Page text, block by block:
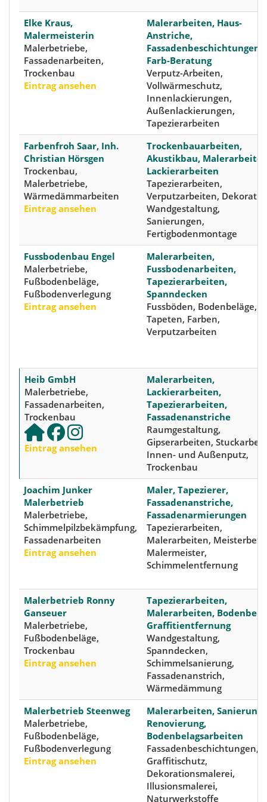
Elke Kraus,
Malermeisterin
Malerbetriebe,
Fassadenarbeiten,
Trockenbau
Eintrag ansehen
Malerarbeiten, Haus-
Anstriche,
Fassadenbeschichtungen,
Farb-Beratung
Verputz-Arbeiten,
Vollwärmeschutz,
Innenlackierungen,
Außenlackierungen,
Tapezierarbeiten
Farbenfroh Saar, Inh.
Christian Hörsgen
Trockenbau,
Malerbetriebe,
Wärmedämmarbeiten
Eintrag ansehen
Trockenbauarbeiten,
Akustikbau,
Lackierarbeiten
Tapezierarbeiten,
Verputzarbeiten,
Wandgestaltung,
Sanierungen,
Fertigbodenmontage
Fussbodenbau Engel
Malerbetriebe,
Fußbodenbeläge,
Fußbodenverlegung
Eintrag ansehen
Malerarbeiten,
Fussbodenarbeiten,
Tapezierarbeiten,
Spanndecken
Fussböden, Bodenbeläge,
Tapeten, Farben,
Verputzarbeiten
Heib GmbH
Malerbetriebe,
Fassadenarbeiten,
Trockenbau
Eintrag ansehen
Malerarbeiten,
Lackierarbeiten,
Tapezierarbeiten,
Fassadenanstriche
Raumgestaltung,
Gipserarbeiten,
Innen- und Außenputz,
Trockenbau
Joachim Junker
Malerbetrieb
Malerbetriebe,
Schimmelpilzbekämpfung,
Fassadenarbeiten
Eintrag ansehen
Maler, Tapezierer,
Fassadenanstriche,
Fassadenarmierungen
Tapezierarbeiten,
Malerarbeiten,
Malermeister,
Schimmelentfernung
Malerbetrieb Ronny
Ganseuer
Malerbetriebe,
Fußbodenbeläge,
Trockenbau
Eintrag ansehen
Tapezierarbeiten,
Malerarbeiten,
Graffitientfernung
Wandgestaltung,
Spanndecken,
Schimmelsanierung,
Fassadenanstrich,
Wärmedämmung
Malerbetrieb Steenweg
Malerbetriebe,
Fußbodenbeläge,
Fußbodenverlegung
Eintrag ansehen
Malerarbeiten, Sanierung,
Renovierung,
Bodenbelagsarbeiten
Fassadenbeschichtungen,
Graffitischutz,
Dekorationsmalerei,
Illusionsmalerei,
Naturwerkstoffe